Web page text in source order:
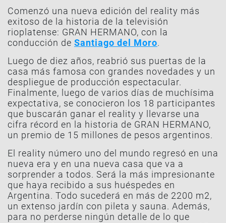
Comenzó una nueva edición del reality más
exitoso de la historia de la televisión
rioplatense: GRAN HERMANO, con la
conducción de Santiago del Moro.
Luego de diez años, reabrió sus puertas de la
casa más famosa con grandes novedades y un
despliegue de producción espectacular.
Finalmente, luego de varios días de muchísima
expectativa, se conocieron los 18 participantes
que buscarán ganar el reality y llevarse una
cifra récord en la historia de GRAN HERMANO,
un premio de 15 millones de pesos argentinos.
El reality número uno del mundo regresó en una
nueva era y en una nueva casa que va a
sorprender a todos. Será la más impresionante
que haya recibido a sus huéspedes en
Argentina. Todo sucederá en más de 2200 m2,
un extenso jardín con pileta y sauna. Además,
para no perderse ningún detalle de lo que